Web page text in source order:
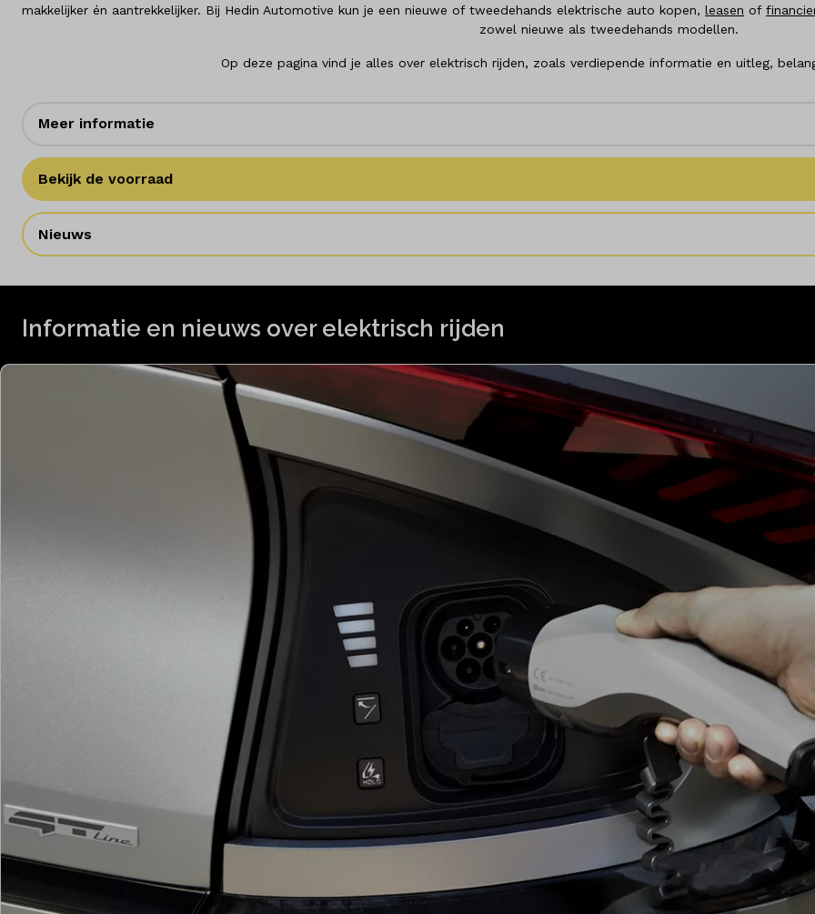
Taal
makkelijker én aantrekkelijker. Bij Hedin Automotive kun je een nieuwe of tweedehands elektrische auto kopen, leasen of
zowel nieuwe als tweedehands modellen.
Op deze pagina vind je alles over elektrisch rijden, zoals verdiepende informatie en uitleg,
Meer informatie
Bekijk de voorraad
Nieuws
Informatie en nieuws over elektrisch rijden